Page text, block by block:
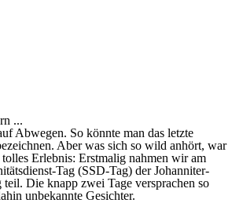
...
Abwegen. So könnte man das letzte
Aber was sich so wild anhört, war
Erlebnis: Erstmalig nahmen wir am
Tag (SSD-Tag) der Johanniter-
teil. Die knapp zwei Tage versprachen so
unbekannte Gesichter.